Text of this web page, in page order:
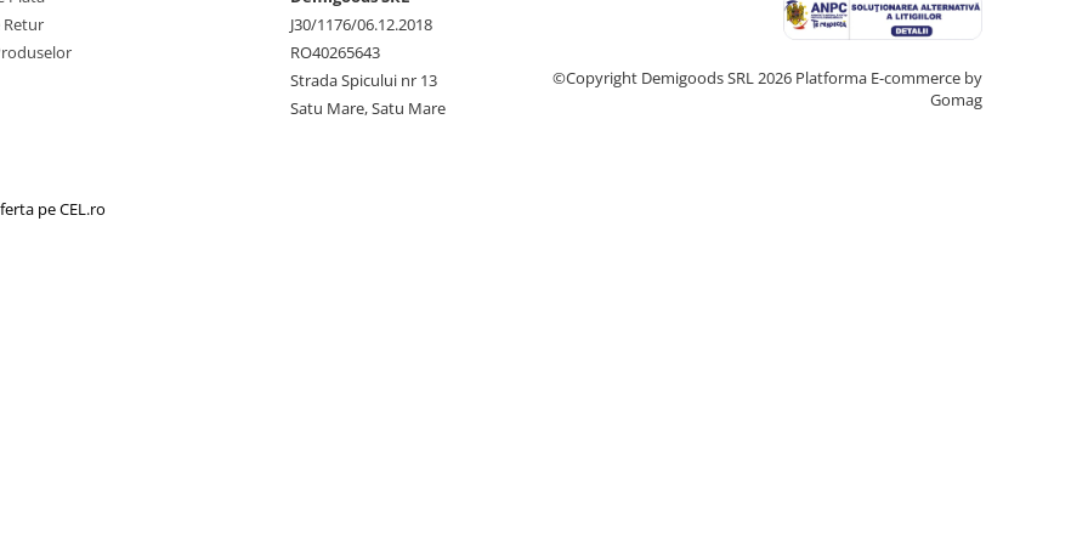
Retur
J30/1176/06.12.2018
RO40265643
Strada Spicului nr 13
Satu Mare, Satu Mare
©Copyright Demigoods SRL 2026 Platforma E-commerce by
Gomag
pe CEL.ro